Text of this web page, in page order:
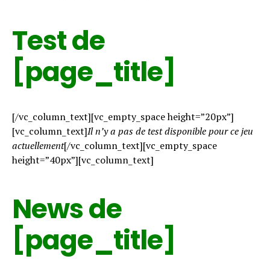
Test de
[page_title]
[/vc_column_text][vc_empty_space height=”20px”]
[vc_column_text]Il n’y a pas de test disponible pour ce jeu
actuellement[/vc_column_text][vc_empty_space
height=”40px”][vc_column_text]
News de
[page_title]